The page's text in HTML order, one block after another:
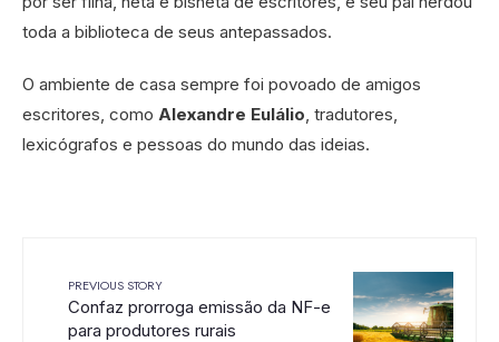
toda a biblioteca de seus antepassados.
O ambiente de casa sempre foi povoado de amigos
escritores, como Alexandre Eulálio , tradutores,
lexicógrafos e pessoas do mundo das ideias.
PREVIOUS STORY
Confaz prorroga emissão da NF-e
para produtores rurais